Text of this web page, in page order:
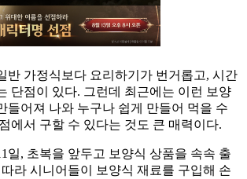
반 가정식보다 요리하기가 번거롭고, 시간
단점이 있다. 그런데 최근에는 이런 보양
들어져 나와 누구나 쉽게 만들어 먹을 수
에서 구할 수 있다는 것도 큰 매력이다.
일, 초복을 앞두고 보양식 상품을 속속 출
라 시니어들이 보양식 재료를 구입해 손